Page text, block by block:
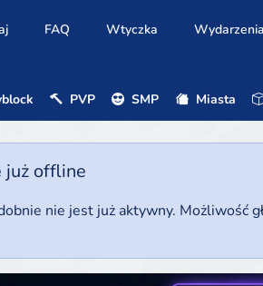
FAQ Wtyczka Wydarzenia
PVP SMP Miasta
już offline
nie jest już aktywny. Możliwość